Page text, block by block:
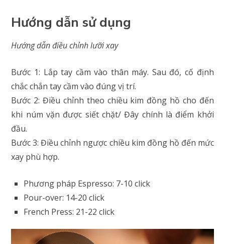
Hướng dẫn sử dụng
Hướng dẫn điều chỉnh lưỡi xay
Bước 1: Lắp tay cầm vào thân máy. Sau đó, cố định
chắc chắn tay cầm vào đúng vị trí.
Bước 2: Điều chỉnh theo chiều kim đồng hồ cho đến
khi núm vặn được siết chặt/ Đây chính là điểm khởi
đầu.
Bước 3: Điều chỉnh ngược chiều kim đồng hồ đến mức
xay phù hợp.
Phương pháp Espresso: 7-10 click
Pour-over: 14-20 click
French Press: 21-22 click